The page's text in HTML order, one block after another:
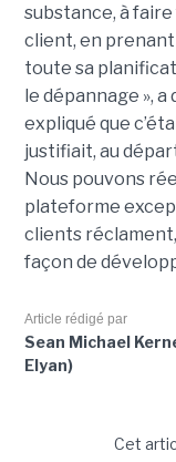
substance, à
client, en
toute sa
le dépannage »,
expliqué que
justifiait, au
Nous pouvons
plateforme
clients
façon de
Article rédigé par
Sean Michael
Elyan)
Cet